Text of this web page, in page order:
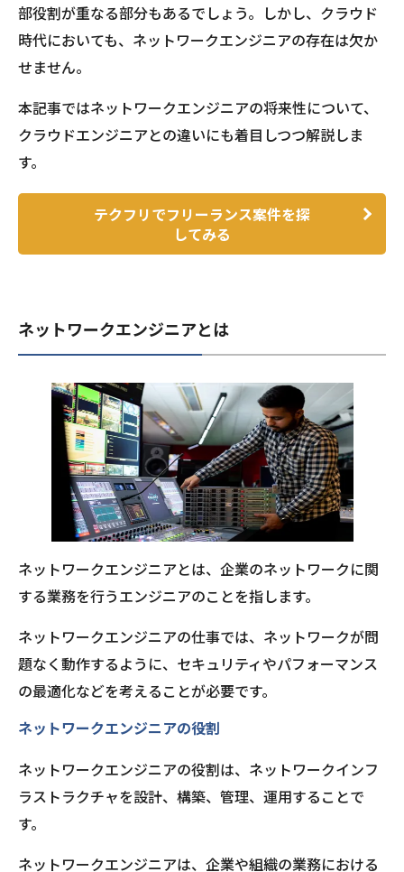
部役割が重なる部分もあるでしょう。しかし、クラウド
時代においても、ネットワークエンジニアの存在は欠か
せません。
本記事ではネットワークエンジニアの将来性について、
クラウドエンジニアとの違いにも着目しつつ解説しま
す。
テクフリでフリーランス案件を探
してみる
ネットワークエンジニアとは
ネットワークエンジニアとは、企業のネットワークに関
する業務を行うエンジニアのことを指します。
ネットワークエンジニアの仕事では、ネットワークが問
題なく動作するように、セキュリティやパフォーマンス
の最適化などを考えることが必要です。
ネットワークエンジニアの役割
ネットワークエンジニアの役割は、ネットワークインフ
ラストラクチャを設計、構築、管理、運用することで
す。
ネットワークエンジニアは、企業や組織の業務における